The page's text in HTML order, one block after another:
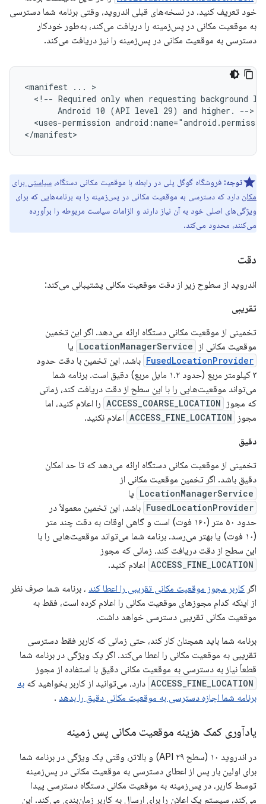
خود تعریف کنید. در نسخه‌های قبلی اندروید، وقتی برنامه شما دسترسی
به موقعیت مکانی در پس‌زمینه را دریافت می‌کند، به‌طور خودکار
دسترسی به موقعیت مکانی در پس‌زمینه را نیز دریافت می‌کند.
<manifest ...
<!-- Required only when requesting background
Android 10 (API level 29) and higher.
<uses-permission
توجه: فروشگاه گوگل پلی در رابطه با موقعیت مکانی دستگاه، سیاستی برای
مکان دارد که دسترسی به موقعیت مکانی در پس‌زمینه را به برنامه‌هایی که برای
ویژگی‌های اصلی خود به آن نیاز دارند و الزامات سیاست مربوطه را برآورده
می‌کنند، محدود می‌کند.
دقت
اندروید از سطوح زیر از دقت موقعیت مکانی پشتیبانی می‌کند:
تقریبی
تخمینی از موقعیت مکانی دستگاه ارائه می‌دهد. اگر این تخمین
موقعیت مکانی از
LocationManagerService یا
FusedLocationProvider باشد، این تخمین با دقت حدود
۳ کیلومتر مربع (حدود ۱.۲ مایل مربع) دقیق است. برنامه شما
می‌تواند موقعیت‌هایی را با این سطح از دقت دریافت کند، زمانی
که مجوز
ACCESS_COARSE_LOCATION را اعلام کنید، اما
مجوز
ACCESS_FINE_LOCATION اعلام نکنید.
دقیق
تخمینی از موقعیت مکانی دستگاه ارائه می‌دهد که تا حد امکان
دقیق باشد. اگر تخمین موقعیت مکانی از
LocationManagerService یا
FusedLocationProvider باشد، این تخمین معمولاً در
حدود ۵۰ متر (۱۶۰ فوت) است و گاهی اوقات به دقت چند متر
(۱۰ فوت) یا بهتر می‌رسد. برنامه شما می‌تواند موقعیت‌هایی را با
این سطح از دقت دریافت کند، زمانی که مجوز
ACCESS_FINE_LOCATION اعلام کنید.
اگر کاربر مجوز موقعیت مکانی تقریبی را اعطا کند ، برنامه شما صرف نظر
از اینکه کدام مجوزهای موقعیت مکانی را اعلام کرده است، فقط به
موقعیت مکانی تقریبی دسترسی خواهد داشت.
برنامه شما باید همچنان کار کند، حتی زمانی که کاربر فقط دسترسی
تقریبی به موقعیت مکانی را اعطا می‌کند. اگر یک ویژگی در برنامه شما
قطعاً نیاز به دسترسی به موقعیت مکانی دقیق با استفاده از مجوز
ACCESS_FINE_LOCATION دارد، می‌توانید از کاربر بخواهید که به
برنامه شما اجازه دسترسی به موقعیت مکانی دقیق را بدهد .
یادآوری کمک هزینه موقعیت مکانی پس زمینه
در اندروید ۱۰ (سطح API ۲۹) و بالاتر، وقتی یک ویژگی در برنامه شما
برای اولین بار پس از اعطای دسترسی به موقعیت مکانی در پس‌زمینه
توسط کاربر، در پس‌زمینه به موقعیت مکانی دستگاه دسترسی پیدا
می‌کند، سیستم یک اعلان را برای ارسال به کاربر زمان‌بندی می‌کند. این